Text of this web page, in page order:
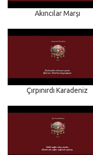
Akıncılar Marşı
Çırpınırdı Karadeniz